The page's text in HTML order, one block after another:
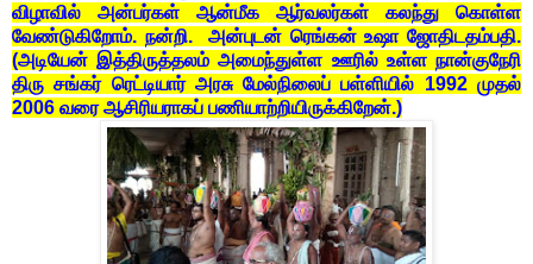
விழாவில் அன்பர்கள் ஆன்மீக ஆர்வலர்கள் கலந்து கொள்ள
வேண்டுகிறோம். நன்றி. அன்புடன் ரெங்கன் உஷா ஜோதிடதம்பதி.
(அடியேன் இத்திருத்தலம் அமைந்துள்ள ஊரில் உள்ள நான்குநேரி
திரு சங்கர் ரெட்டியார் அரசு மேல்நிலைப் பள்ளியில் 1992 முதல்
2006 வரை ஆசிரியராகப் பணியாற்றியிருக்கிறேன்.)